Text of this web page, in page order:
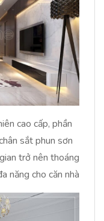
cao cấp, phần
sắt phun sơn
trở nên thoáng
năng cho căn nhà